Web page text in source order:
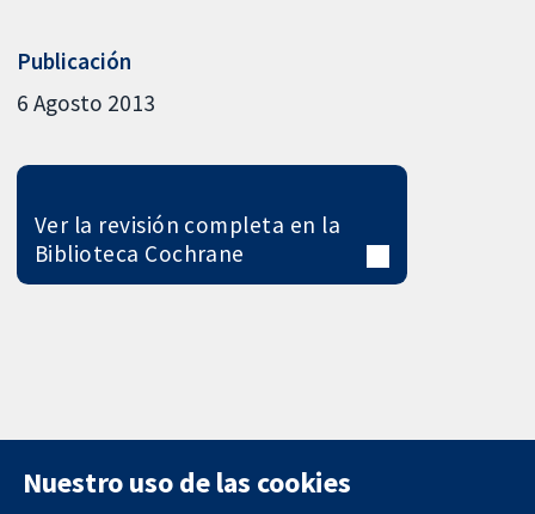
Publicación
6 Agosto 2013
Ver la revisión completa en la
Biblioteca Cochrane
Nuestro uso de las cookies